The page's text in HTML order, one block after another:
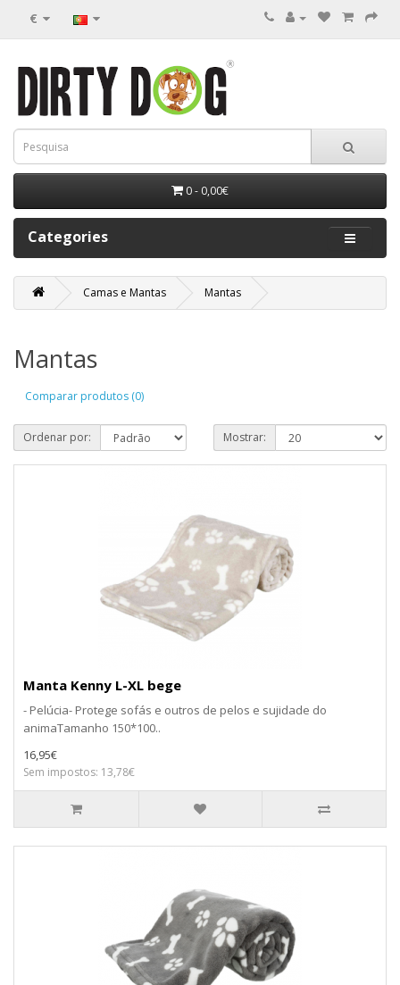
€
0 - 0,00€
Categories
Camas e Mantas Mantas
Mantas
Comparar produtos (0)
Ordenar por: Mostrar:
Manta Kenny L-XL bege
- Pelúcia- Protege sofás e outros de pelos e sujidade do
animaTamanho 150*100..
16,95€
Sem impostos: 13,78€